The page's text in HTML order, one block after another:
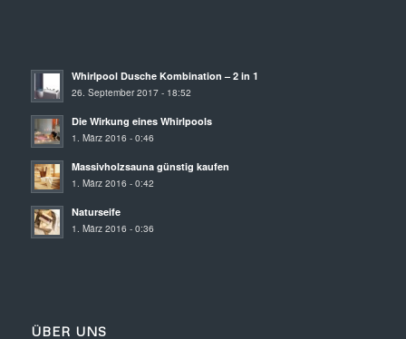
Whirlpool Dusche Kombination – 2 in 1
26. September 2017 - 18:52
Die Wirkung eines Whirlpools
1. März 2016 - 0:46
Massivholzsauna günstig kaufen
1. März 2016 - 0:42
Naturseife
1. März 2016 - 0:36
ÜBER UNS